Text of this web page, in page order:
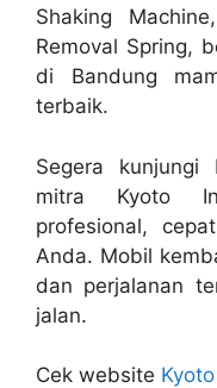
Shaking
Removal Spring,
di Bandung
terbaik.
Segera kunjungi
mitra Kyoto
profesional,
Anda. Mobil
dan perjalanan
jalan.
Cek website Kyoto